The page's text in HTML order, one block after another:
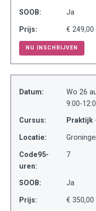
SOOB: Ja
Prijs: € 249,00
NU INSCHRIJVEN
Datum:
Wo 26
9:00-
Cursus: Praktijk
Locatie:
Code95-
uren:
7
SOOB: Ja
Prijs: € 350,00